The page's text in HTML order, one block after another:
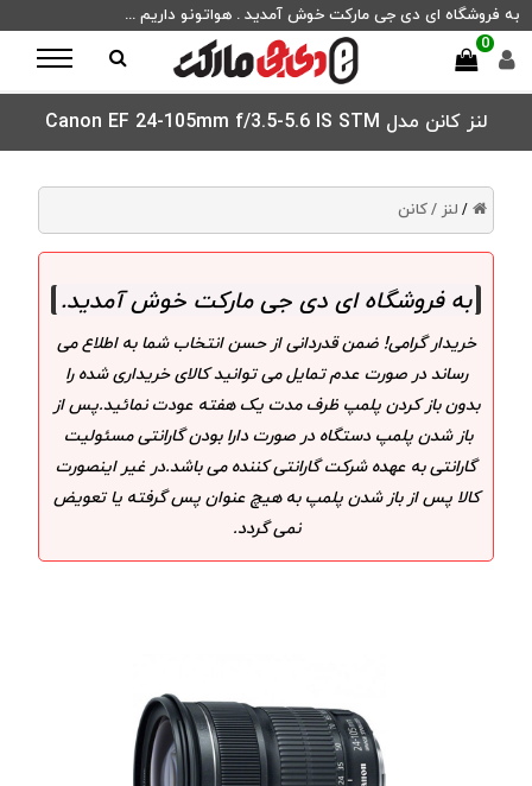
به فروشگاه ای دی جی مارکت خوش آمدید . هواتونو داریم ...
0
لنز کانن مدل Canon EF 24-105mm f/3.5-5.6 IS STM
/ لنز /کانن
به فروشگاه ای دی جی مارکت خوش آمدید.
خریدار گرامی! ضمن قدردانی از حسن انتخاب شما به اطلاع می
رساند در صورت عدم تمایل می توانید کالای خریداری شده را
بدون باز کردن پلمپ ظرف مدت یک هفته عودت نمائید.پس از
باز شدن پلمپ دستگاه در صورت دارا بودن گارانتی مسئولیت
گارانتی به عهده شرکت گارانتی کننده می باشد.در غیر اینصورت
کالا پس از باز شدن پلمپ به هیچ عنوان پس گرفته یا تعویض
نمی گردد.